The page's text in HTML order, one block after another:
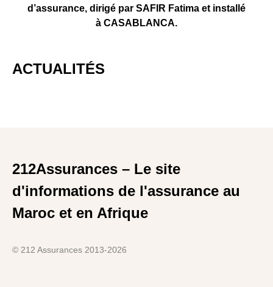
d’assurance, dirigé par SAFIR Fatima et installé
à CASABLANCA.
ACTUALITÉS
212Assurances – Le site
d'informations de l'assurance au
Maroc et en Afrique
© 212 Assurances 2013-2026